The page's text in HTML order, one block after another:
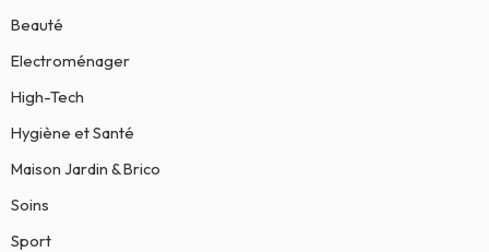
Beauté
Electroménager
High-Tech
Hygiène et Santé
Maison Jardin & Brico
Soins
Sport